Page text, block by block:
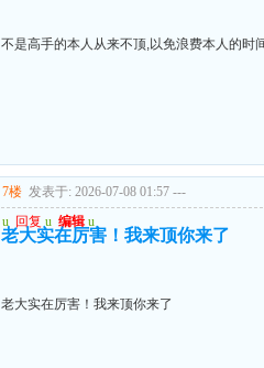
不是高手的本人从来不顶,以免浪费本人的时
7楼 发表于: 2026-07-08 01:57 ---
u 回复 u 编辑 u
老大实在厉害！我来顶你来了
老大实在厉害！我来顶你来了